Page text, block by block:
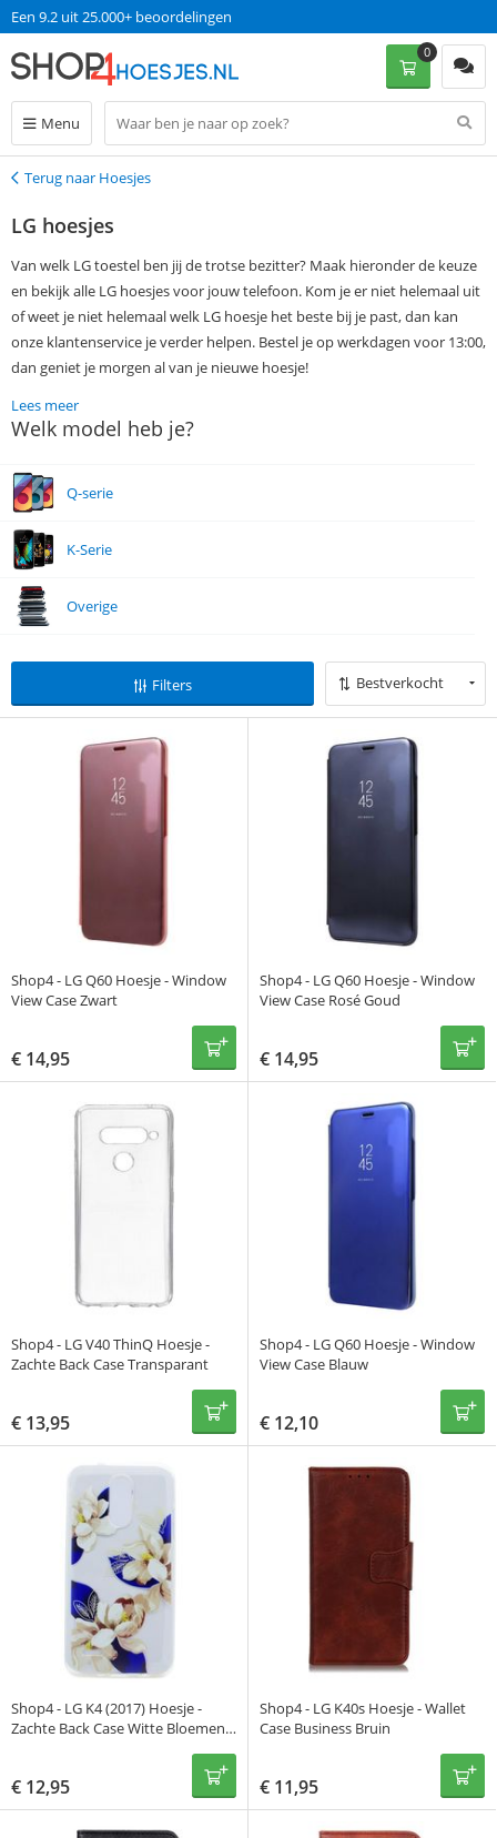
Een 9.2 uit 25.000+ beoordelingen
Menu
0
Terug
Terug naar Hoesjes
LG hoesjes
Van welk LG toestel ben jij de trotse bezitter? Maak hieronder de keuze
en bekijk alle LG hoesjes voor jouw telefoon. Kom je er niet helemaal uit
of weet je niet helemaal welk LG hoesje het beste bij je past, dan kan
onze klantenservice je verder helpen. Bestel je op werkdagen voor 13:00,
dan geniet je morgen al van je nieuwe hoesje!
Lees meer
Welk model heb je?
Q-serie
K-Serie
Overige
Filters Bestverkocht
Shop4 - LG Q60 Hoesje - Window
View Case Zwart
€ 14,95
Shop4 - LG Q60 Hoesje - Window
View Case Rosé Goud
€ 14,95
Shop4 - LG V40 ThinQ Hoesje -
Zachte Back Case Transparant
€ 13,95
Shop4 - LG Q60 Hoesje - Window
View Case Blauw
€ 12,10
Shop4 - LG K4 (2017) Hoesje -
Zachte Back Case Witte Bloemen
€ 12,95
Shop4 - LG K40s Hoesje - Wallet
Case Business Bruin
€ 11,95